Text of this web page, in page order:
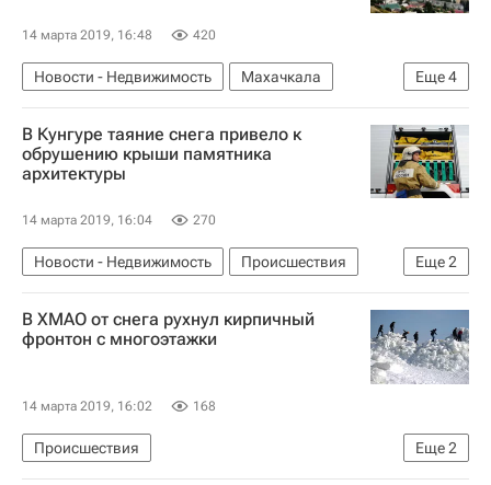
14 марта 2019, 16:48 420
Еще4
Новости - Недвижимость
Махачкала
Архитекторы
Криминал
Генеральная прокуратура РФ
Республика Дагестан
В Кунгуре таяние снега привело к
обрушению крыши памятника
архитектуры
14 марта 2019, 16:04 270
Еще2
Новости - Недвижимость
Происшествия
Кунгур
Пермский край
В ХМАО от снега рухнул кирпичный
фронтон с многоэтажки
14 марта 2019, 16:02 168
Еще2
Происшествия
Ханты-Мансийский автономный округ